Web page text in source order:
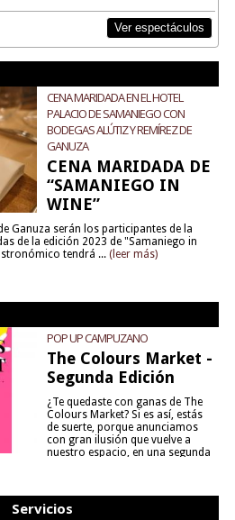
Ver espectáculos
CENA MARIDADA EN EL HOTEL
PALACIO DE SAMANIEGO CON
BODEGAS ALÚTIZ Y REMÍREZ DE
GANUZA
CENA MARIDADA DE
“SAMANIEGO IN
WINE”
Ganuza serán los participantes de la
de la edición 2023 de "Samaniego in
tendrá ... (leer más)
POP UP CAMPUZANO
The Colours Market -
Segunda Edición
¿Te quedaste con ganas de The
Colours Market? Si es así, estás
de suerte, porque anunciamos
con gran ilusión que vuelve a
nuestro espacio, en una segunda
Servicios